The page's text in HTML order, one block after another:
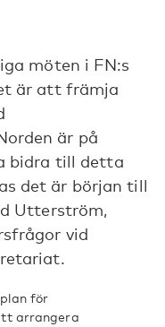
möten i FN:s
är att främja
är på
bidra till detta
det är början till
Utterström,
vid
för
arrangera